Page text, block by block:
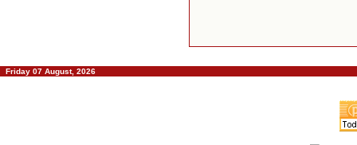
Friday 07 August, 2026